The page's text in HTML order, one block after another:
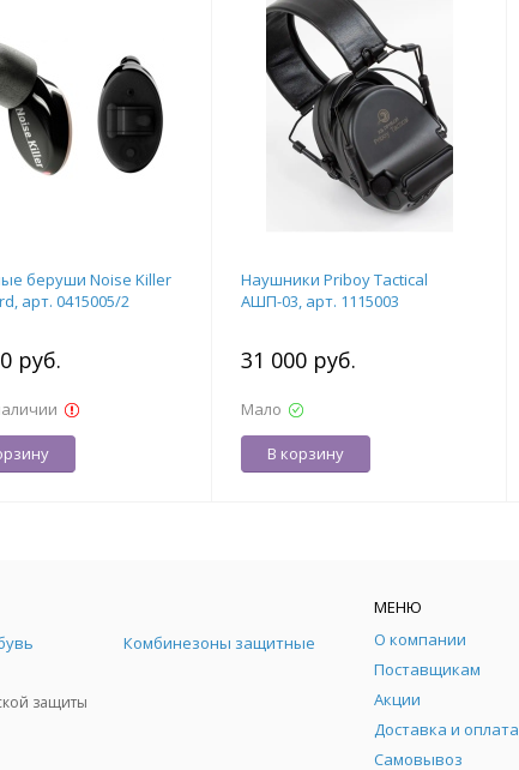
беруши Noise Killer
арт. 0415005/2
руб.
Наушники Priboy Tactical
АШП-03, арт. 1115003
31 000 руб.
Мало
В корзину
защиты
Комбинезоны защитные
МЕНЮ
О компании
Поставщикам
Акции
Доставка и оплата
Самовывоз